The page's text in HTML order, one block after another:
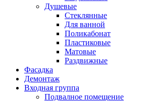
Душевые
Стеклянные
Для ванной
Поликабонат
Пластиковые
Матовые
Раздвижные
Фасадка
Демонтаж
Входная группа
Подвалное помещение